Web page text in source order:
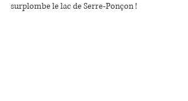
surplombe le lac de Serre-Ponçon !